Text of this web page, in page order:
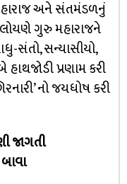
અને સંતમંડળનું
ગુરુ મહારાજને
સંતો, સન્યાસીયો,
પ્રણામ કરી
નો જયધોષ કરી
જાગતી